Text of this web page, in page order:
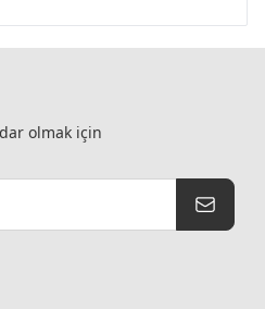
olmak için